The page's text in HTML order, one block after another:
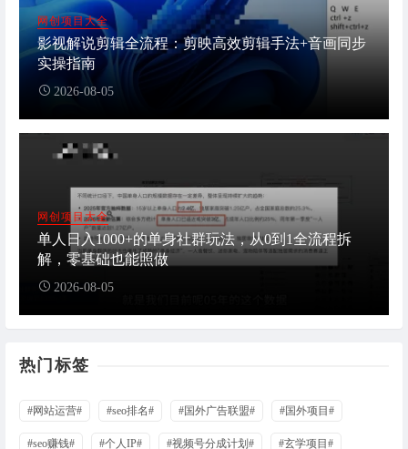
网创项目大全
影视解说剪辑全流程：剪映高效剪辑手法+音画同步
实操指南
2026-08-05
网创项目大全
单人日入1000+的单身社群玩法，从0到1全流程拆
解，零基础也能照做
2026-08-05
热门标签
#网站运营# #seo排名# #国外广告联盟# #国外项目#
#seo赚钱# #个人IP# #视频号分成计划# #玄学项目#